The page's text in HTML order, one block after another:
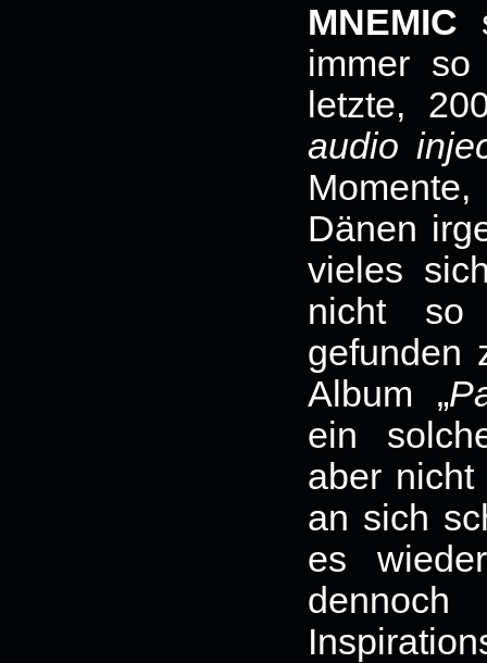
MNEMIC
immer
letzte,
audio
Dänen
vieles
nicht so
gefunden
Album „
ein
aber
an sich
es